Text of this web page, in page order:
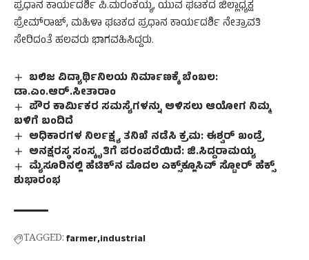
ಪ್ರಧಾನ ಕಾರ್ಯದರ್ಶಿ ಪಿ.ಮರಂಕಯ್ಯ, ಯುವ ಘಟಕದ ಜಿಲ್ಲಾಧ್ಯಕ್ಷ
ಪ್ರೇಮ್‌ರಾಜ್, ಮಹಿಳಾ ಘಟಕದ ಪ್ರಧಾನ ಕಾರ್ಯದರ್ಶಿ ನೇತ್ರಾವತಿ
ಸೇರಿದಂತೆ ಹಲವರು ಭಾಗವಹಿಸಿದ್ದರು.
ಬಲಿಜ ವಿದ್ಯಾರ್ಥಿನಿಲಯ ನಿರ್ಮಾಣಕ್ಕೆ ಬೆಂಬಲ:
ಡಾ.ಎಂ.ಆರ್‌.ಸೀತಾರಾಂ
ಪೌರ ಕಾರ್ಮಿಕರ ಸಮಸ್ಯೆಗಳನ್ನು ಅಳಿಸಲು ಆಯೋಗ ನಿಮ್ಮ
ಬಳಿಗೆ ಬಂದಿದೆ
ಅಧಿಕಾರಗಳ ನಿರ್ಲಕ್ಷ್ಯ ತನಿಖೆ ನಡೆಸಿ ಕ್ರಮ: ಈಶ್ವರ್ ಖಂಡ್ರೆ
ಅನಕ್ಷರಸ್ಥ ಸಂಸ್ಕೃತಿಗೆ ಪರಂಪರೆಯಿದೆ: ಜಿ.ಸಿದ್ದರಾಮಯ್ಯ
ಮೈಸೂರಿನಲ್ಲಿ ಹೆಟಿಕ್‌ನ ಮೊದಲ ಎಕ್ಸ್‌ಕ್ಲೂಸಿವ್ ಸ್ಟೋರ್ ಹೆಕ್ಸ್
ಶುಭಾರಂಭ
TAGGED:farmer industrial